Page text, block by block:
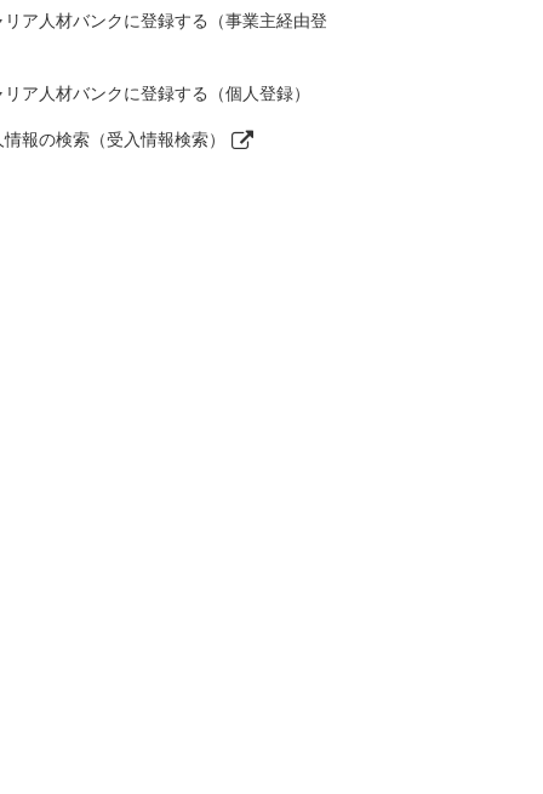
リア人材バンクに登録する（事業主経由登
ア人材バンクに登録する（個人登録）
報の検索（受入情報検索）